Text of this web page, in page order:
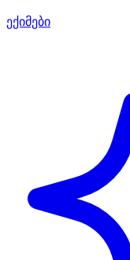
ექიმები